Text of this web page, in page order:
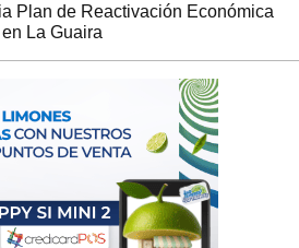
Plan de Reactivación Económica
La Guaira